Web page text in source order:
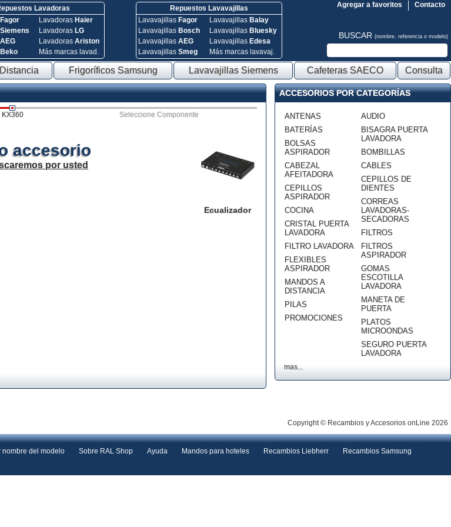
Lavadoras
Fagor
Siemens
AEG
Beko
Lavadoras Haier
Lavadoras LG
Lavadoras Ariston
Más marcas lavad.
Repuestos Lavavajillas
Lavavajillas Fagor
Lavavajillas Bosch
Lavavajillas AEG
Lavavajillas Smeg
Lavavajillas Balay
Lavavajillas Bluesky
Lavavajillas Edesa
Más marcas lavavaj.
Contacto
Agregar a favoritos
BUSCAR (nombre, referencia o modelo)
Frigoríficos Samsung Lavavajillas Siemens Cafeteras SAECO Consulta
KX360 Seleccione Componente
Ecualizador
accesorio
por usted
ACCESORIOS POR CATEGORÍAS
ANTENAS
BATERÍAS
BOLSAS
ASPIRADOR
CABEZAL
AFEITADORA
CEPILLOS
ASPIRADOR
COCINA
CRISTAL PUERTA
LAVADORA
FILTRO LAVADORA
FLEXIBLES
ASPIRADOR
MANDOS A
DISTANCIA
PILAS
PROMOCIONES
AUDIO
BISAGRA PUERTA
LAVADORA
BOMBILLAS
CABLES
CEPILLOS DE
DIENTES
CORREAS
LAVADORAS-
SECADORAS
FILTROS
FILTROS
ASPIRADOR
GOMAS
ESCOTILLA
LAVADORA
MANETA DE
PUERTA
PLATOS
MICROONDAS
SEGURO PUERTA
LAVADORA
mas...
Copyright © Recambios y Accesorios onLine 2026
nombre del modelo Sobre RAL Shop Ayuda Mandos para hoteles Recambios Liebherr
Recambios Samsung